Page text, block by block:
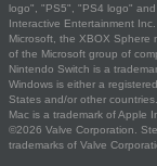
logo", "PS5", "PS4 logo"
Interactive Entertainment Inc.
Microsoft, the XBOX Sphere
of the Microsoft group of
Nintendo Switch is a
Windows is either a
States and/or other countries.
Mac is a trademark of Apple
©2026 Valve Corporation.
trademarks of Valve